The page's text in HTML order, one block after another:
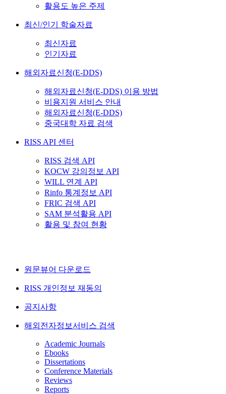
활용도 높은 주제
최신/인기 학술자료
최신자료
인기자료
해외자료신청(E-DDS)
해외자료신청(E-DDS) 이용 방법
비용지원 서비스 안내
해외자료신청(E-DDS)
중국대학 자료 검색
RISS API 센터
RISS 검색 API
KOCW 강의정보 API
WILL 연계 API
Rinfo 통계정보 API
FRIC 검색 API
SAM 분석활용 API
활용 및 참여 현황
원문뷰어 다운로드
RISS 개인정보 재동의
공지사항
해외전자정보서비스 검색
Academic Journals
Ebooks
Dissertations
Conference Materials
Reviews
Reports